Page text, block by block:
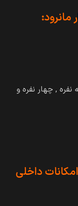
نفره , چهار نفره و
داخلی